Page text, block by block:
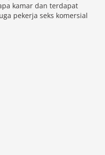
kamar dan terdapat
pekerja seks komersial